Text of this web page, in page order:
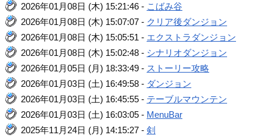
2026年01月08日 (木) 15:21:46 - こばみ谷
2026年01月08日 (木) 15:07:07 - クリア後ダンジョン
2026年01月08日 (木) 15:05:51 - エクストラダンジョン
2026年01月08日 (木) 15:02:48 - シナリオダンジョン
2026年01月05日 (月) 18:33:49 - ストーリー攻略
2026年01月03日 (土) 16:49:58 - ダンジョン
2026年01月03日 (土) 16:45:55 - テーブルマウンテン
2026年01月03日 (土) 16:03:05 - MenuBar
2025年11月24日 (月) 14:15:27 -剣